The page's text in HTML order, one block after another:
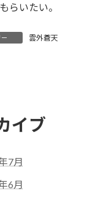
らいたい。
雲外蒼天
イブ
7月
6月